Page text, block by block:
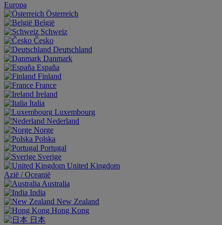
Europa
Österreich
België
Schweiz
Česko
Deutschland
Danmark
España
Finland
France
Ireland
Italia
Luxembourg
Nederland
Norge
Polska
Portugal
Sverige
United Kingdom
Aziё / Oceaniё
Australia
India
New Zealand
Hong Kong
日本